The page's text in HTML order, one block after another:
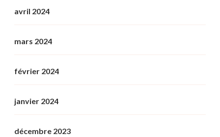
avril 2024
mars 2024
février 2024
janvier 2024
décembre 2023